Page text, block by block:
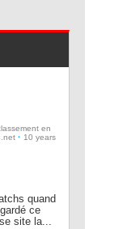
en
· 10 years
quand
ce
site la...